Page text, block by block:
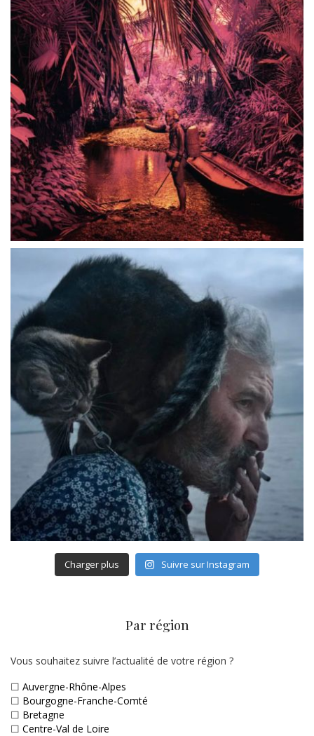
Charger plus Suivre sur Instagram
Par région
Vous souhaitez suivre l’actualité de votre région ?
☐ Auvergne-Rhône-Alpes
☐ Bourgogne-Franche-Comté
☐ Bretagne
☐ Centre-Val de Loire